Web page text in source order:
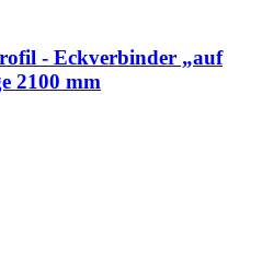
- Eckverbinder „auf
2100 mm